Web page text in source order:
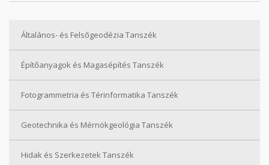
Általános- és Felsőgeodézia Tanszék
Építőanyagok és Magasépítés Tanszék
Fotogrammetria és Térinformatika Tanszék
Geotechnika és Mérnökgeológia Tanszék
Hidak és Szerkezetek Tanszék